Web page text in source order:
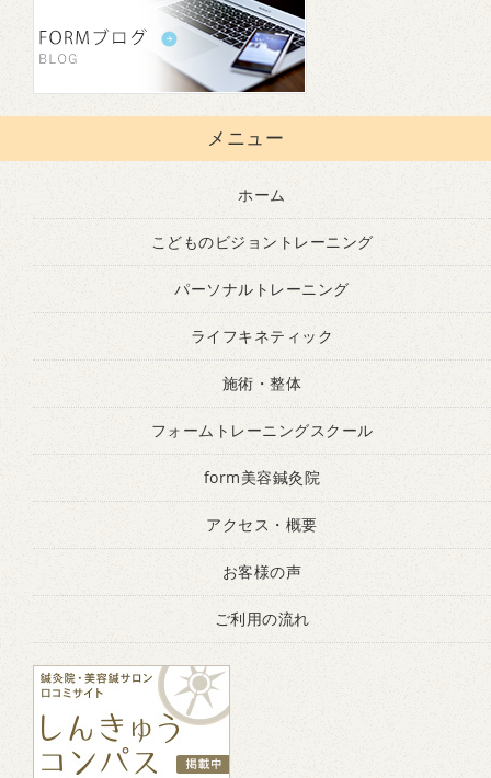
メニュー
ホーム
こどものビジョントレーニング
パーソナルトレーニング
ライフキネティック
施術・整体
フォームトレーニングスクール
form美容鍼灸院
アクセス・概要
お客様の声
ご利用の流れ